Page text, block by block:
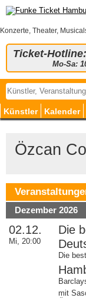
Konzerte, Theater,
Ticket-
Mo-Sa:
Künstler Kalender
Özcan
Dezember 2026
02.12.
Mi, 20:00
Die
Die
mit